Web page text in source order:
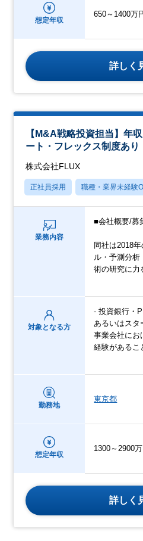
想定年収
650～1400万
詳しく
【M&A戦略投資担当】年
ート・フレックス制度あり
株式会社FLUX
正社員採用 職種・業界未経験
業務内容
■会社概要/募
同社は2018
ル・予測分析
術の研究に力
対象となる方
- 投資銀行・
あるいはスタ
事業会社にお
経験があるこ
勤務地
東京都
想定年収
1300～2900万
詳しく